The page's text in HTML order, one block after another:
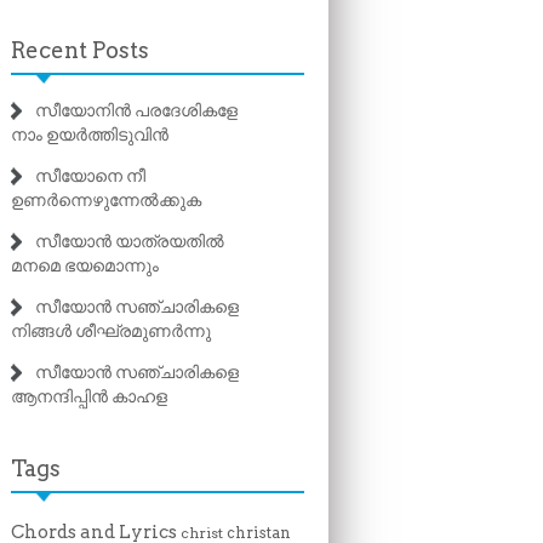
Recent Posts
സീയോനിൻ പരദേശികളേ
നാം ഉയർത്തിടുവിൻ
സീയോനെ നീ
ഉണർന്നെഴുന്നേൽക്കുക
സീയോൻ യാത്രയതിൽ
മനമെ ഭയമൊന്നും
സീയോൻ സഞ്ചാരികളെ
നിങ്ങൾ ശീഘ്രമുണർന്നു
സീയോൻ സഞ്ചാരികളെ
ആനന്ദിപ്പിൻ കാഹള
Tags
Chords and Lyrics christ christan